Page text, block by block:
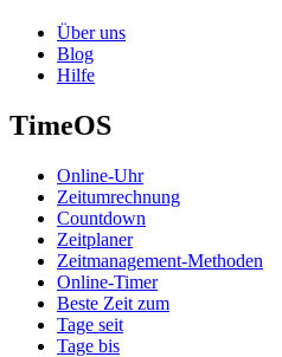
Über uns
Blog
Hilfe
TimeOS
Online-Uhr
Zeitumrechnung
Countdown
Zeitplaner
Zeitmanagement-Methoden
Online-Timer
Beste Zeit zum
Tage seit
Tage bis